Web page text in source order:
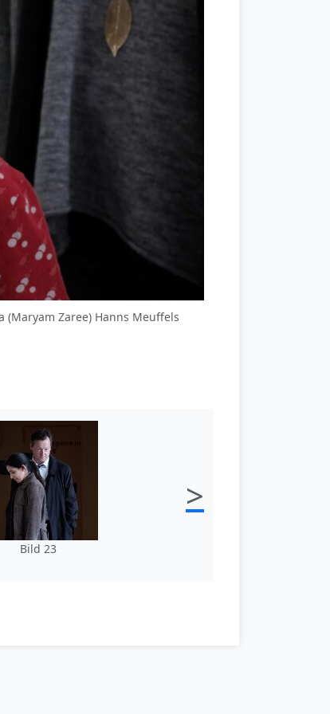
(Maryam Zaree) Hanns Meuffels
Bild 23
>